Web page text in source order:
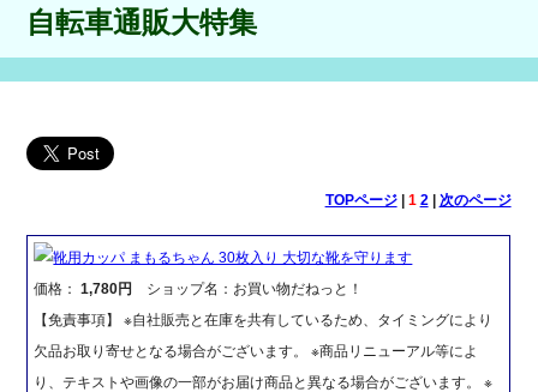
自転車通販大特集
TOPページ| 1 2| 次のページ
靴用カッパ まもるちゃん 30枚入り 大切な靴を守ります
価格：1,780円
ショップ名：お買い物だねっと！
【免責事項】 ※自社販売と在庫を共有しているため、タイミングにより
欠品お取り寄せとなる場合がございます。 ※商品リニューアル等によ
り、テキストや画像の一部がお届け商品と異なる場合がございます。 ※